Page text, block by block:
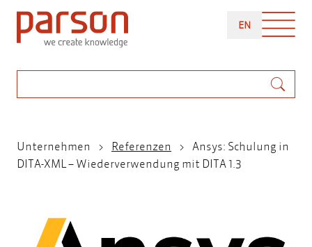
Direkt
zum
Inhalt
ENENGLISH
Pfadnavigation
Unternehmen Referenzen
Ansys: Schulung in
DITA-XML – Wiederverwendung mit DITA 1.3